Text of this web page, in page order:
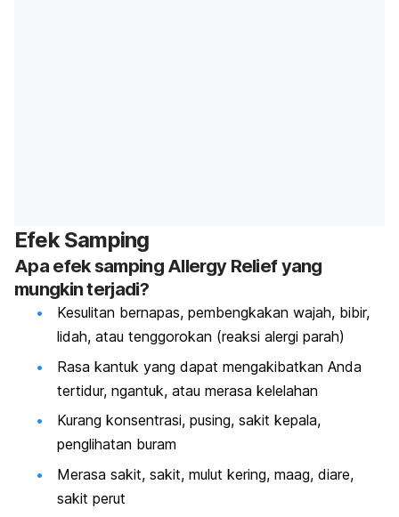
Efek Samping
Apa efek samping Allergy Relief yang
mungkin terjadi?
Kesulitan bernapas, pembengkakan wajah, bibir,
lidah, atau tenggorokan (reaksi alergi parah)
Rasa kantuk yang dapat mengakibatkan Anda
tertidur, ngantuk, atau merasa kelelahan
Kurang konsentrasi, pusing, sakit kepala,
penglihatan buram
Merasa sakit, sakit, mulut kering, maag, diare,
sakit perut